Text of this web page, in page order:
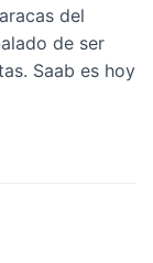
del
de ser
Saab es hoy